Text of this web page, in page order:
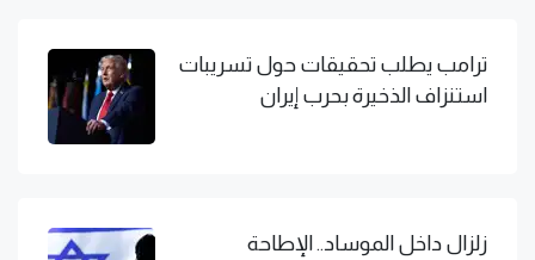
ترامب يطلب تحقيقات حول تسريبات
استنزاف الذخيرة بحرب إيران
زلزال داخل الموساد.. الإطاحة